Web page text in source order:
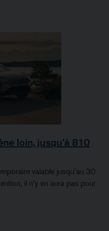
loin, jusqu’à 810
valable jusqu’au 30
il n’y en aura pas pour